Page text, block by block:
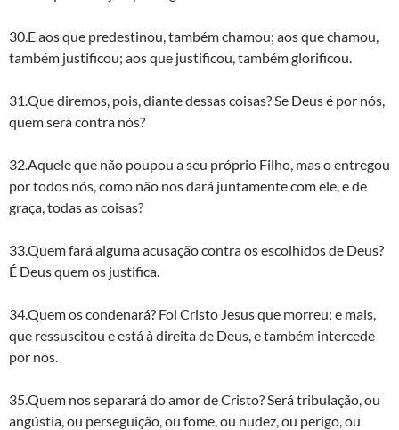
30.E aos que predestinou, também chamou; aos que chamou,
também justificou; aos que justificou, também glorificou.
31.Que diremos, pois, diante dessas coisas? Se Deus é por nós,
quem será contra nós?
32.Aquele que não poupou a seu próprio Filho, mas o entregou
por todos nós, como não nos dará juntamente com ele, e de
graça, todas as coisas?
33.Quem fará alguma acusação contra os escolhidos de Deus?
É Deus quem os justifica.
34.Quem os condenará? Foi Cristo Jesus que morreu; e mais,
que ressuscitou e está à direita de Deus, e também intercede
por nós.
35.Quem nos separará do amor de Cristo? Será tribulação, ou
angústia, ou perseguição, ou fome, ou nudez, ou perigo, ou